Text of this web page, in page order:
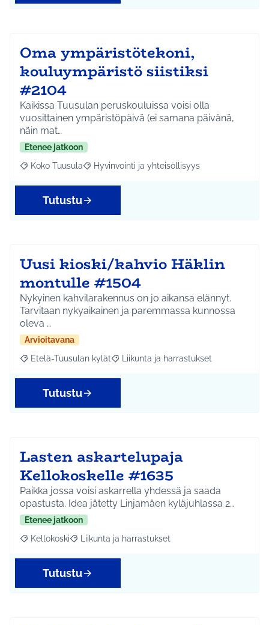
Oma ympäristötekoni,
kouluympäristö siistiksi
#2104
Kaikissa Tuusulan peruskouluissa voisi olla
vuosittainen ympäristöpäivä (ei samana päivänä,
näin mat…
Etenee jatkoon
Rajaa tulokset aihepiirin mukaan: Koko Tuusula
Koko Tuusula Rajaa tulokset teeman mukaan: Hyvinvointi ja
Hyvinvointi ja yhteisöllisyys
Tutustu
Uusi kioski/kahvio Häklin
montulle #1504
Nykyinen kahvilarakennus on jo aikansa elännyt.
Tarvitaan nykyaikainen ja paremmassa kunnossa
oleva …
Arvioitavana
Rajaa tulokset aihepiirin mukaan: Etelä-Tuusulan kylät
Etelä-Tuusulan kylät Rajaa tulokset teeman mukaan:
Liikunta ja harrastukset
Tutustu
Lasten askartelupaja
Kellokoskelle #1635
Paikka jossa voisi askarrella yhdessä ja saada
opastusta. Idea jätetty Linjamäen kyläjuhlassa 2…
Etenee jatkoon
Rajaa tulokset aihepiirin mukaan: Kellokoski
Kellokoski Rajaa tulokset teeman mukaan: Liikunta ja
Liikunta ja harrastukset
Tutustu